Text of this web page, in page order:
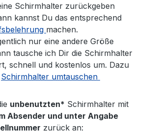
Schirmhalter zurückgeben
kannst Du das entsprechend
machen.
nur eine andere Größe
tausche ich Dir die Schirmhalter
schnell und kostenlos um. Dazu
Schirmhalter umtauschen
unbenutzten* Schirmhalter mit
Absender und unter Angabe
zurück an: